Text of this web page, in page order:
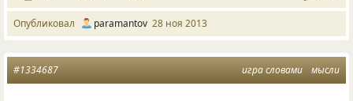
Опубликовал paramantov 28 ноя 2013
игра словами мысли
#1334687